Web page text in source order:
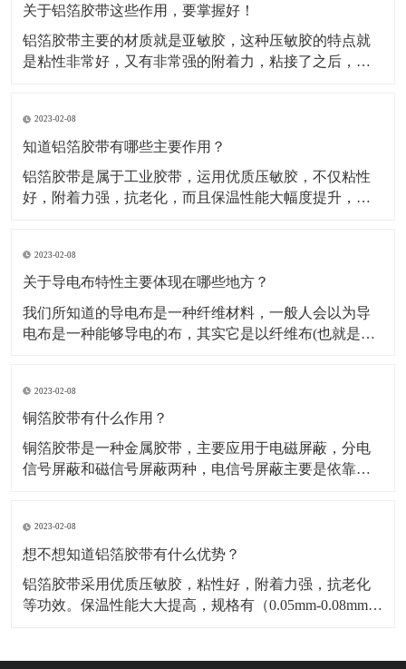
号的呢？​A.影响屏蔽性的因素及工艺在电磁信号的屏蔽
过程中，
关于铝箔胶带这些作用，要掌握好！
铝箔胶带主要的材质就是亚敏胶，这种压敏胶的特点就
是粘性非常好，又有非常强的附着力，粘接了之后，能
等，就是使用的这种铝箔胶带做的密封材料。还被广泛
运用于各行各业当中，除了有家用电器、空调、汽车、
电子行业当中也
2023-02-08
知道铝箔胶带有哪些主要作用？
铝箔胶带是属于工业胶带，运用优质压敏胶，不仅粘性
好，附着力强，抗老化，而且保温性能大幅度提升，规
及破损处的修复，是冰箱、冰柜生产厂的主要原辅材
料，也是保温材料经销部门必购原料。广泛应用于冰
2023-02-08
关于导电布特性主要体现在哪些地方？
我们所知道的导电布是一种纤维材料，一般人会以为导
电布是一种能够导电的布，其实它是以纤维布(也就是一
电布可分为：镀镍导电布，镀金导电布，镀炭导电布，
铝箔纤维复合布这几种，这几种导电布从外观上有平纹
和网格区
2023-02-08
铜箔胶带有什么作用？
铜箔胶带是一种金属胶带，主要应用于电磁屏蔽，分电
信号屏蔽和磁信号屏蔽两种，电信号屏蔽主要是依靠铜
机，笔记电脑和其他数码产品之中。​铜箔胶带具有低表
面氧气特性，可以附着与各种不同基材，如金属，绝缘
材料等
2023-02-08
想不想知道铝箔胶带有什么优势？
铝箔胶带采用优质压敏胶，粘性好，附着力强，抗老化
等功效。保温性能大大提高，规格有（0.05mm-0.08mm）